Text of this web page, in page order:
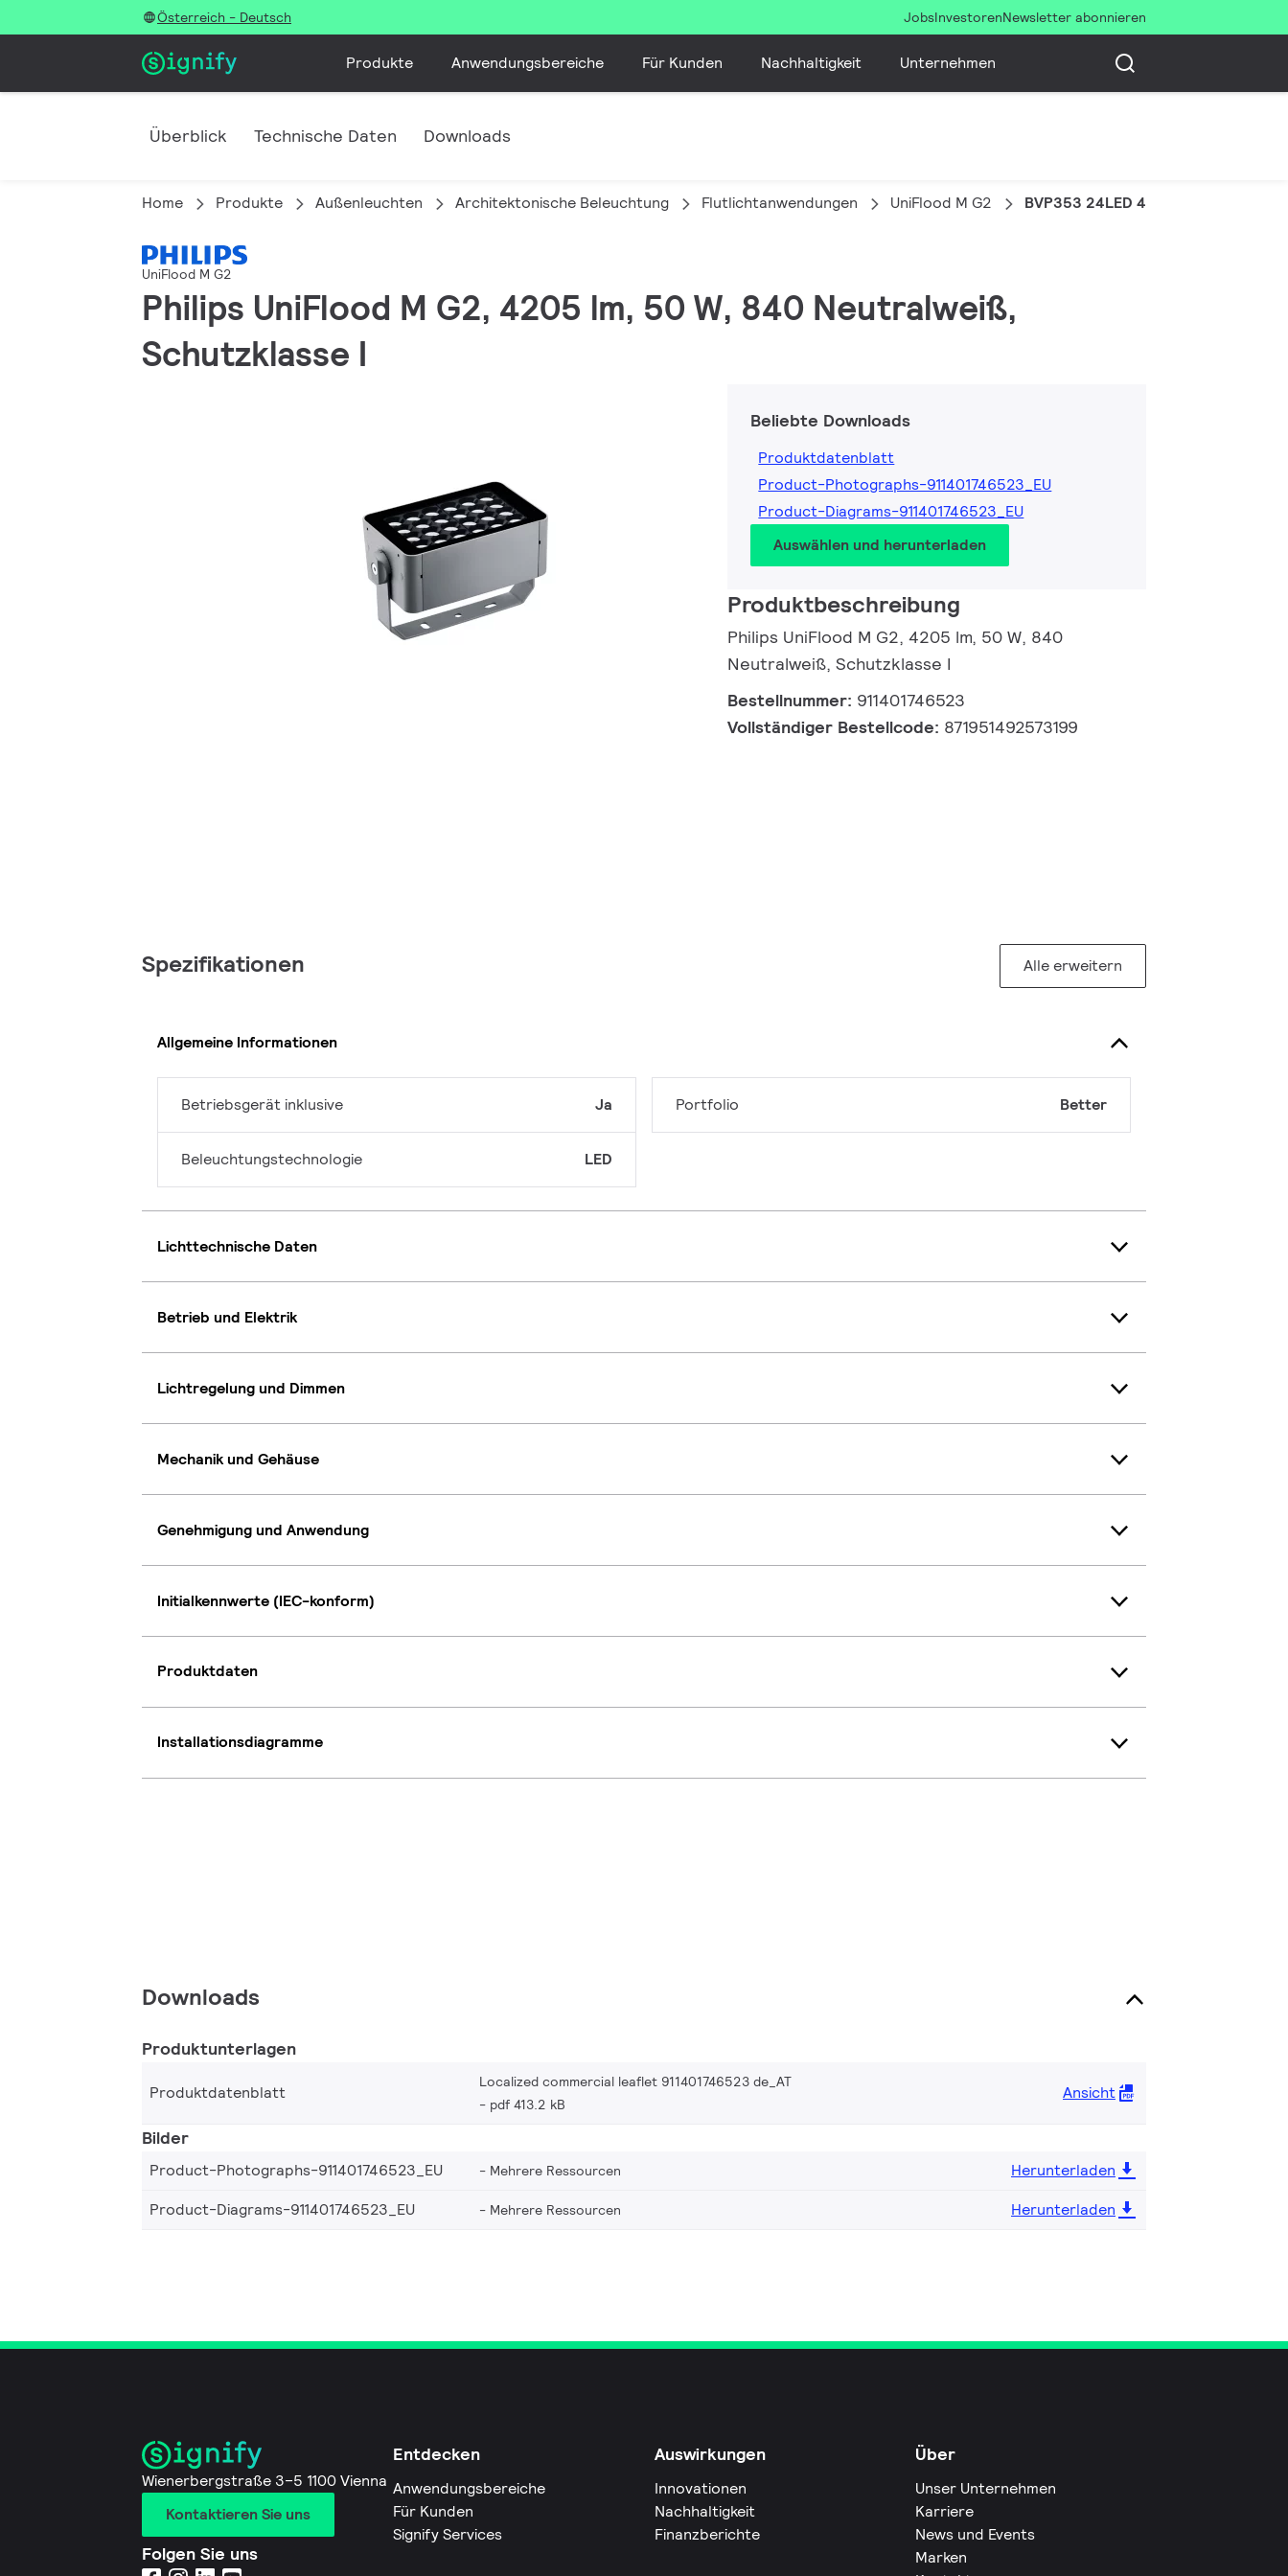
Österreich - Deutsch JobsInvestorenNewsletter abonnieren
Produkte Anwendungsbereiche Für Kunden Nachhaltigkeit Unternehmen
Überblick Technische Daten Downloads
Home Produkte Außenleuchten Architektonische Beleuchtung Flutlichtanwendungen UniFlood M G2 BVP353 24LED 40K 220V L24 10
UniFlood M G2
Philips UniFlood M G2, 4205 lm, 50 W, 840 Neutralweiß,
Schutzklasse I
Beliebte Downloads
Produktdatenblatt
Product-Photographs-911401746523_EU
Product-Diagrams-911401746523_EU
Auswählen und herunterladen
Produktbeschreibung
Philips UniFlood M G2, 4205 lm, 50 W, 840
Neutralweiß, Schutzklasse I
Bestellnummer: 911401746523
Vollständiger Bestellcode: 871951492573199
Spezifikationen Alle erweitern
Allgemeine Informationen
Betriebsgerät inklusive Ja
Beleuchtungstechnologie LED
Portfolio Better
Lichttechnische Daten
Betrieb und Elektrik
Lichtregelung und Dimmen
Mechanik und Gehäuse
Genehmigung und Anwendung
Initialkennwerte (IEC-konform)
Produktdaten
Installationsdiagramme
Downloads
Produktunterlagen
Produktdatenblatt
Localized commercial leaflet 911401746523 de_AT
pdf 413.2 kB
Ansicht
Bilder
Product-Photographs-911401746523_EU Mehrere Ressourcen
Herunterladen
Product-Diagrams-911401746523_EU
Mehrere Ressourcen Herunterladen
Wienerbergstraße 3–5 1100 Vienna
Kontaktieren Sie uns
Folgen Sie uns
Entdecken
Anwendungsbereiche
Für Kunden
Signify Services
Auswirkungen
Innovationen
Nachhaltigkeit
Finanzberichte
Über
Unser Unternehmen
Karriere
News und Events
Marken